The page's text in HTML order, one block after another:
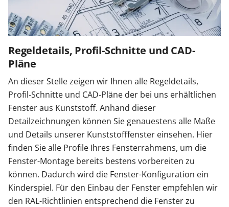
Terrassentüren
Haustüren
Sonnenschutz
Zäune & Tore
Garagentore
Carports
Regeldetails, Profil-Schnitte und CAD-
Pläne
An dieser Stelle zeigen wir Ihnen alle Regeldetails,
Profil-Schnitte und CAD-Pläne der bei uns erhältlichen
Fenster aus Kunststoff. Anhand dieser
Detailzeichnungen können Sie genauestens alle Maße
und Details unserer Kunststofffenster einsehen. Hier
finden Sie alle Profile Ihres Fensterrahmens, um die
Fenster-Montage bereits bestens vorbereiten zu
können. Dadurch wird die Fenster-Konfiguration ein
Kinderspiel. Für den Einbau der Fenster empfehlen wir
den RAL-Richtlinien entsprechend die Fenster zu